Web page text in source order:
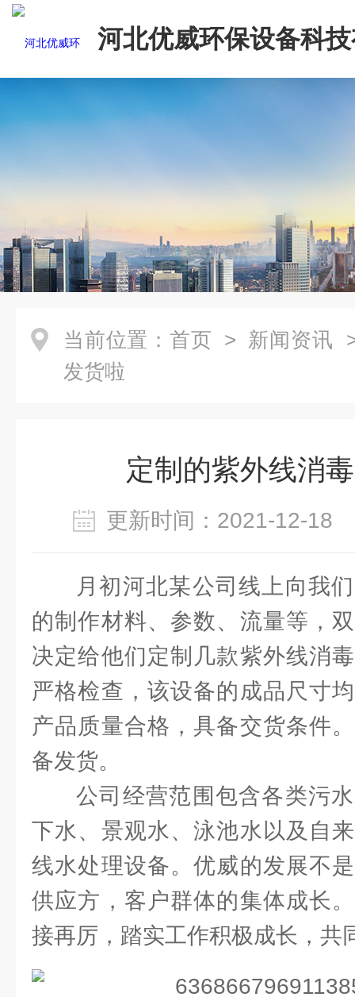
河北优威环保设备科
司
当前位置： 首页 > 新闻资讯
发货啦
定制的紫外线消
更新时间：2021-12-
月初河北某公司线上向我
的制作材料、参数、流量等，
决定给他们定制几款紫外线消
严格检查，该设备的成品尺寸
产品质量合格，具备交货条件
备发货。
公司经营范围包含各类污
下水、景观水、泳池水以及自
线水处理设备。优威的发展不
供应方，客户群体的集体成长
接再厉，踏实工作积极成长，共